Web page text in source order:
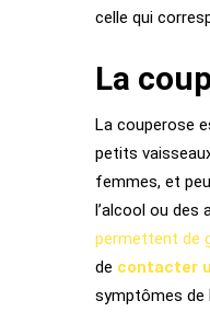
celle qui
La
La couperose
petits
femmes, et
l’alcool ou des
permettent de
de contacter
symptômes de